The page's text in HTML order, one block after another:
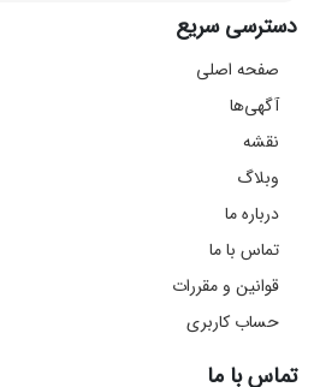
دسترسی سریع
صفحه اصلی
آگهی‌ها
نقشه
وبلاگ
درباره ما
تماس با ما
قوانین و مقررات
حساب کاربری
تماس با ما